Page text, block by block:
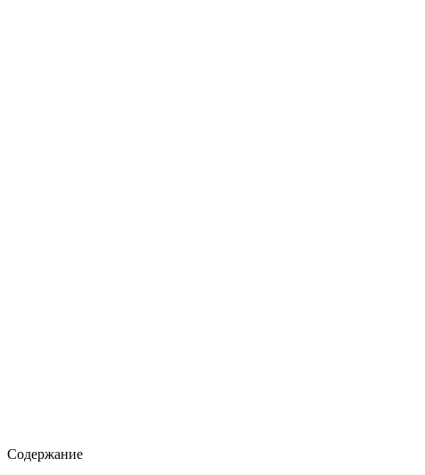
Содержание